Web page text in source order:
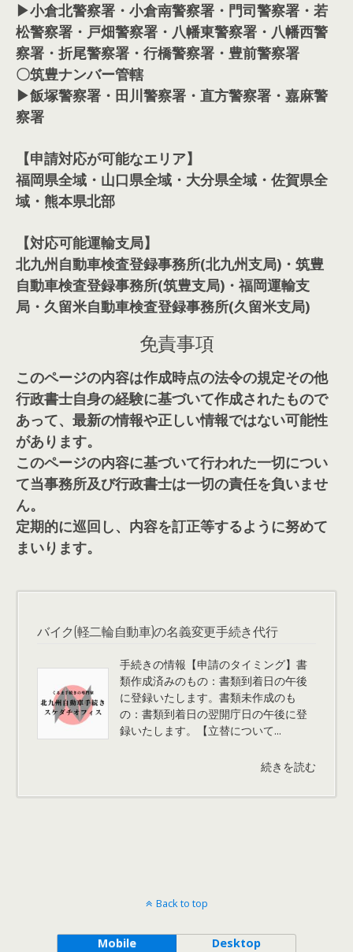
▶小倉北警察署・小倉南警察署・門司警察署・若
松警察署・戸畑警察署・八幡東警察署・八幡西警
察署・折尾警察署・行橋警察署・豊前警察署
〇筑豊ナンバー管轄
▶飯塚警察署・田川警察署・直方警察署・嘉麻警
察署
【申請対応が可能なエリア】
福岡県全域・山口県全域・大分県全域・佐賀県全
域・熊本県北部
【対応可能運輸支局】
北九州自動車検査登録事務所(北九州支局)・筑豊
自動車検査登録事務所(筑豊支局)・福岡運輸支
局・久留米自動車検査登録事務所(久留米支局)
免責事項
このページの内容は作成時点の法令の規定その他
行政書士自身の経験に基づいて作成されたもので
あって、最新の情報や正しい情報ではない可能性
があります。
このページの内容に基づいて行われた一切につい
て当事務所及び行政書士は一切の責任を負いませ
ん。
定期的に巡回し、内容を訂正等するように努めて
まいります。
バイク(軽二輪自動車)の名義変更手続き代行
手続きの情報【申請のタイミング】書
類作成済みのもの：書類到着日の午後
に登録いたします。書類未作成のも
の：書類到着日の翌開庁日の午後に登
録いたします。【立替について...
続きを読む
Back to top
Mobile Desktop